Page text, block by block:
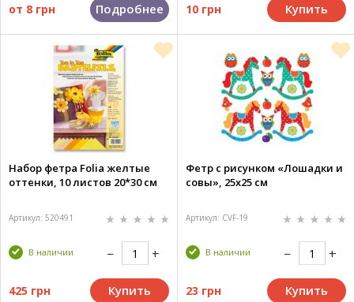
от 8 грн Подробнее 10 грн Купить
Набор фетра Folia желтые
оттенки, 10 листов 20*30 см
Артикул: 520491
В наличии
425 грн Купить
Фетр с рисунком «Лошадки и
совы», 25х25 см
Артикул: CVF-19
В наличии
23 грн Купить